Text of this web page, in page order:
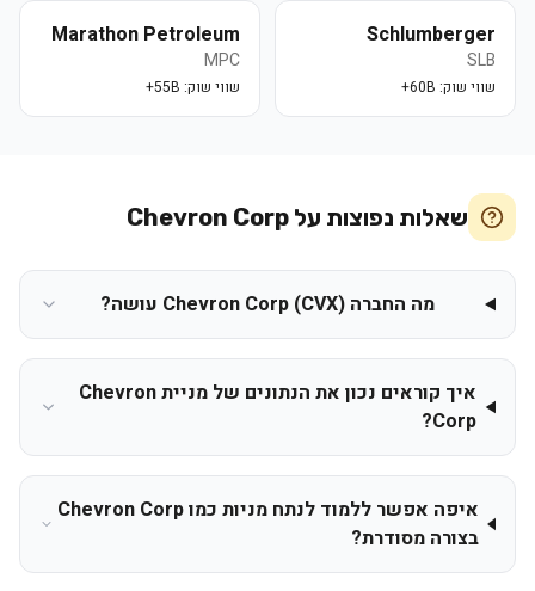
Schlumberger
SLB
שווי שוק: 60B+
Marathon Petroleum
MPC
שווי שוק: 55B+
שאלות נפוצות על Chevron Corp
מה החברה Chevron Corp (CVX) עושה?
איך קוראים נכון את הנתונים של מניית Chevron
Corp?
איפה אפשר ללמוד לנתח מניות כמו Chevron Corp
בצורה מסודרת?